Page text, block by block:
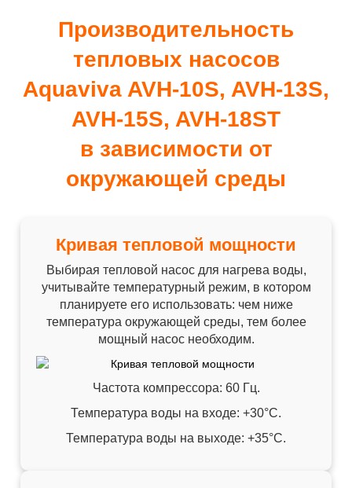
Производительность
тепловых насосов
Aquaviva AVH-10S, AVH-13S,
AVH-15S, AVH-18ST
в зависимости от
окружающей среды
Кривая тепловой мощности
Выбирая тепловой насос для нагрева воды,
учитывайте температурный режим, в котором
планируете его использовать: чем ниже
температура окружающей среды, тем более
мощный насос необходим.
Частота компрессора: 60 Гц.
Температура воды на входе: +30°C.
Температура воды на выходе: +35°C.